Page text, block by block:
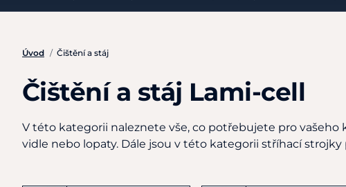
Úvod / Čištění a stáj
Čištění a stáj Lami-cell
V této kategorii naleznete vše, co potřebujete pro vašeho
vidle nebo lopaty. Dále jsou v této kategorii stříhací